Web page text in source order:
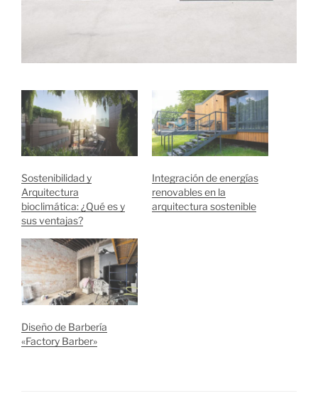
Sostenibilidad y
Arquitectura
bioclimática: ¿Qué es y
sus ventajas?
Integración de energías
renovables en la
arquitectura sostenible
Diseño de Barbería
«Factory Barber»